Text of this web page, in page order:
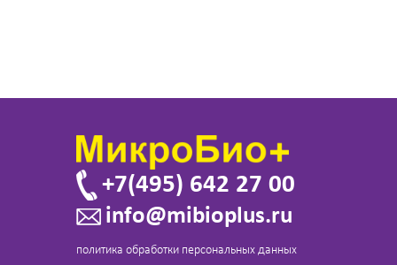
+7(495) 642 27 00
info@mibioplus.ru
политика обработки персональных данных